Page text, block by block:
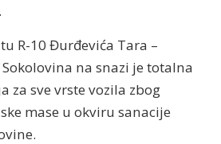
R-10 Đurđevića Tara –
na snazi je totalna
za sve vrste vozila zbog
mase u okviru sanacije